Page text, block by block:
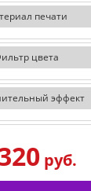
печати
цвета
эффект
руб.